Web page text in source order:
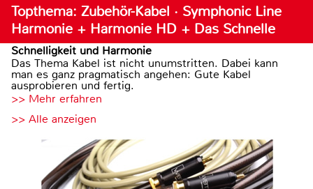
Topthema: Zubehör-Kabel · Symphonic Line
Harmonie + Harmonie HD + Das Schnelle
Schnelligkeit und Harmonie
Das Thema Kabel ist nicht unumstritten. Dabei kann
man es ganz pragmatisch angehen: Gute Kabel
ausprobieren und fertig.
>> Mehr erfahren
>> Alle anzeigen